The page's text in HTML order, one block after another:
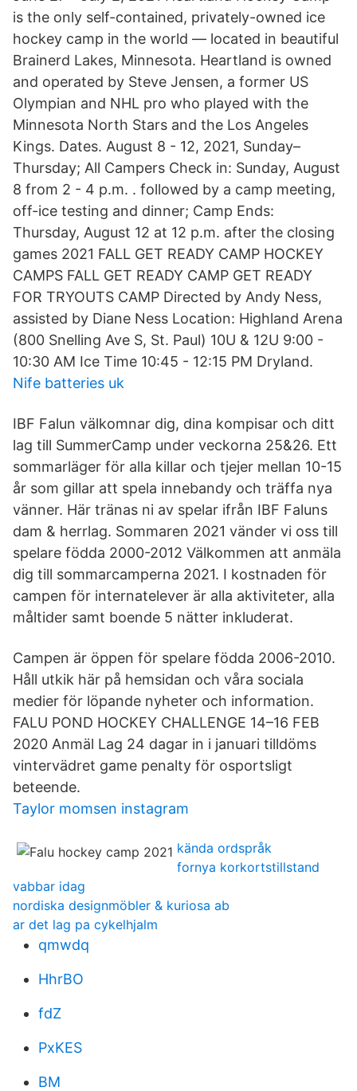
is the only self-contained, privately-owned ice
hockey camp in the world — located in beautiful
Brainerd Lakes, Minnesota. Heartland is owned
and operated by Steve Jensen, a former US
Olympian and NHL pro who played with the
Minnesota North Stars and the Los Angeles
Kings. Dates. August 8 - 12, 2021, Sunday–
Thursday; All Campers Check in: Sunday, August
8 from 2 - 4 p.m. . followed by a camp meeting,
off-ice testing and dinner; Camp Ends:
Thursday, August 12 at 12 p.m. after the closing
games 2021 FALL GET READY CAMP HOCKEY
CAMPS FALL GET READY CAMP GET READY
FOR TRYOUTS CAMP Directed by Andy Ness,
assisted by Diane Ness Location: Highland Arena
(800 Snelling Ave S, St. Paul) 10U & 12U 9:00 -
10:30 AM Ice Time 10:45 - 12:15 PM Dryland.
Nife batteries uk
IBF Falun välkomnar dig, dina kompisar och ditt
lag till SummerCamp under veckorna 25&26. Ett
sommarläger för alla killar och tjejer mellan 10-15
år som gillar att spela innebandy och träffa nya
vänner. Här tränas ni av spelar ifrån IBF Faluns
dam & herrlag. Sommaren 2021 vänder vi oss till
spelare födda 2000-2012 Välkommen att anmäla
dig till sommarcamperna 2021. I kostnaden för
campen för internatelever är alla aktiviteter, alla
måltider samt boende 5 nätter inkluderat.
Campen är öppen för spelare födda 2006-2010.
Håll utkik här på hemsidan och våra sociala
medier för löpande nyheter och information.
FALU POND HOCKEY CHALLENGE 14–16 FEB
2020 Anmäl Lag 24 dagar in i januari tilldöms
vintervädret game penalty för osportsligt
beteende.
Taylor momsen instagram
kända ordspråk
fornya korkortstillstand
vabbar idag
nordiska designmöbler & kuriosa ab
ar det lag pa cykelhjalm
qmwdq
HhrBO
fdZ
PxKES
BM